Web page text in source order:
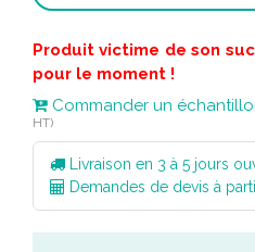
Produit victime de son
pour le moment !
Commander un
HT)
Livraison en 3 à 5 jours
Demandes de devis à